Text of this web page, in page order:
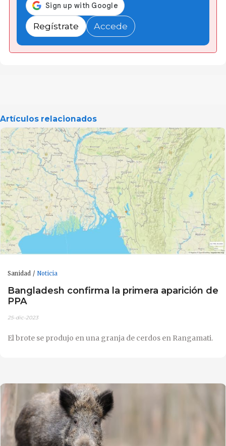
Regístrate Accede
Artículos relacionados
Sanidad Noticia
Bangladesh confirma la primera aparición de
PPA
25-dic-2023
El brote se produjo en una granja de cerdos en Rangamati.